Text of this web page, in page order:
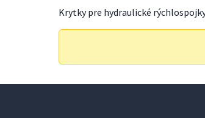
Krytky pre hydraulické